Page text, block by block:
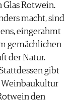
Glas Rotwein.
macht, sind
eingerahmt
gemächlichen
der Natur.
gibt
Weinbaukultur
den